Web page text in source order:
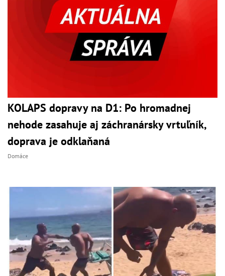
KOLAPS dopravy na D1: Po hromadnej
nehode zasahuje aj záchranársky vrtuľník,
doprava je odklaňaná
Domáce